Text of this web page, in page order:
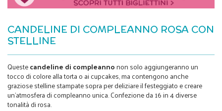
CANDELINE DI COMPLEANNO ROSA CON
STELLINE
Questecandeline di compleannonon solo aggiungeranno un
tocco di colore alla torta o ai cupcakes, ma contengono anche
graziose stelline stampate sopra per deliziare il festeggiato e creare
un'atmosfera di compleanno unica. Confezione da 16 in 4 diverse
tonalità di rosa.